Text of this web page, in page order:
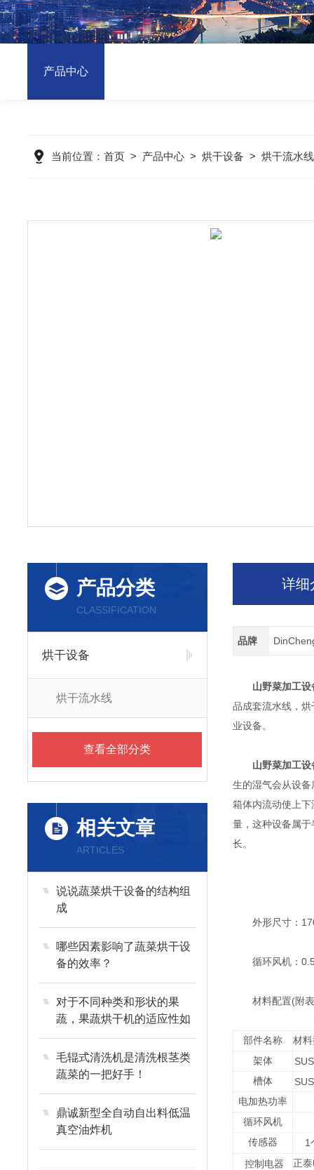
产品中心
当前位置： 首页 > 产品中心 > 烘干设备 > 烘干流水线
产品分类
CLASSIFICATION
烘干设备
烘干流水线
查看全部分类
相关文章
ARTICLES
说说蔬菜烘干设备的结构组
成
哪些因素影响了蔬菜烘干设
备的效率？
对于不同种类和形状的果
蔬，果蔬烘干机的适应性如
何？
毛辊式清洗机是清洗根茎类
蔬菜的一把好手！
鼎诚新型全自动自出料低温
真空油炸机
详细
品牌
山野菜加工
品成套流水线，
业设备。
山野菜加工
生的湿气会从设
箱体内流动使上
量，这种设备属
长。
外形尺寸：
循环风机：
材料配置(附
部件名称
材
架体
槽体
电加热功率
循环风机
传感器
1
控制电器
正